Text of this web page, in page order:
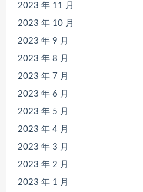
2023 年 11 月
2023 年 10 月
2023 年 9 月
2023 年 8 月
2023 年 7 月
2023 年 6 月
2023 年 5 月
2023 年 4 月
2023 年 3 月
2023 年 2 月
2023 年 1 月